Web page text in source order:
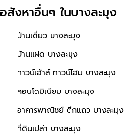
อสังหาอื่นๆในบางละมุง
บ้านเดี่ยว บางละมุง
บ้านแฝด บางละมุง
ทาวน์เฮ้าส์ ทาวน์โฮม บางละมุง
คอนโดมิเนียม บางละมุง
อาคารพาณิชย์ ตึกแถว บางละมุง
ที่ดินเปล่า บางละมุง